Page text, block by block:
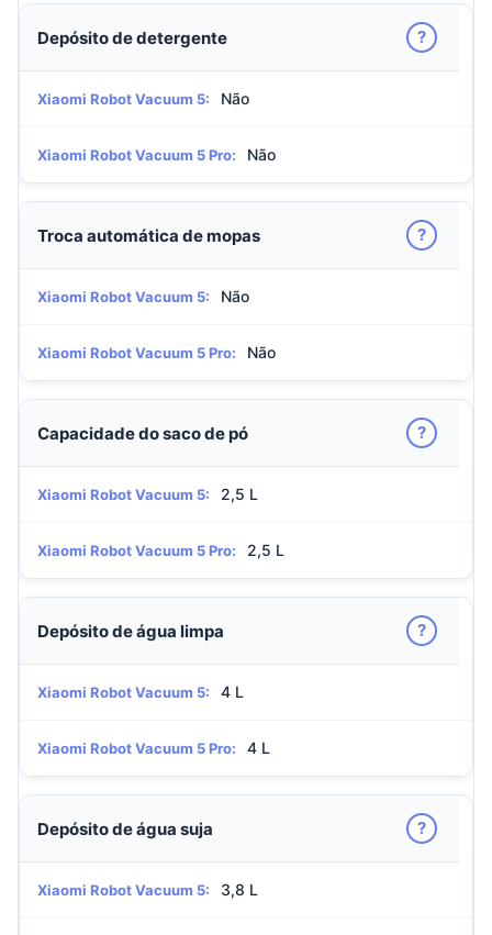
Depósito de detergente ?
Xiaomi Robot Vacuum 5: Não
Xiaomi Robot Vacuum 5 Pro: Não
Troca automática de mopas ?
Xiaomi Robot Vacuum 5: Não
Xiaomi Robot Vacuum 5 Pro: Não
Capacidade do saco de pó ?
Xiaomi Robot Vacuum 5: 2,5 L
Xiaomi Robot Vacuum 5 Pro: 2,5 L
Depósito de água limpa ?
Xiaomi Robot Vacuum 5: 4 L
Xiaomi Robot Vacuum 5 Pro: 4 L
Depósito de água suja ?
Xiaomi Robot Vacuum 5: 3,8 L